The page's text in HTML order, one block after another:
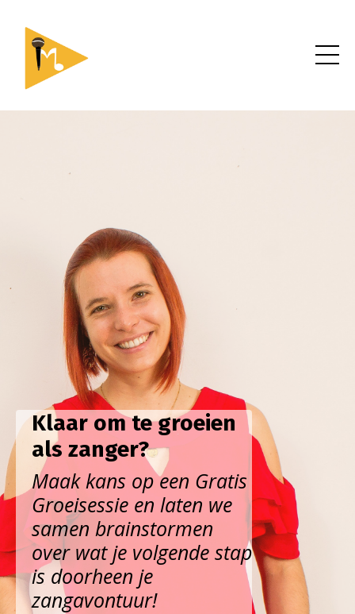
Klaar om te groeien
als zanger?
Maak kans op een Gratis
Groeisessie en laten we
samen brainstormen
over wat je volgende stap
is doorheen je
zangavontuur!